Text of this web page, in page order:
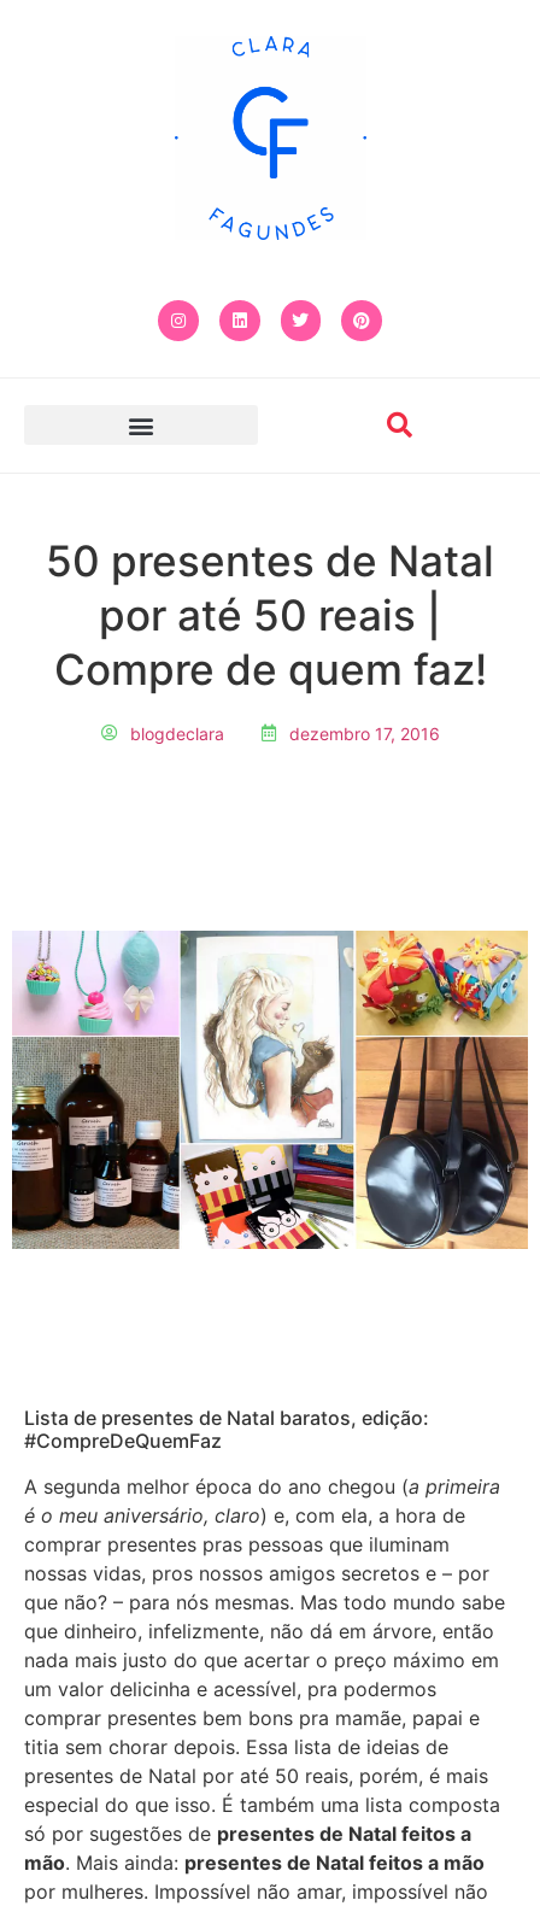
50 presentes de Natal
por até 50 reais |
Compre de quem faz!
blogdeclara dezembro 17, 2016
Lista de presentes de Natal baratos, edição:
#CompreDeQuemFaz
A segunda melhor época do ano chegou (a primeira
é o meu aniversário, claro) e, com ela, a hora de
comprar presentes pras pessoas que iluminam
nossas vidas, pros nossos amigos secretos e – por
que não? – para nós mesmas. Mas todo mundo sabe
que dinheiro, infelizmente, não dá em árvore, então
nada mais justo do que acertar o preço máximo em
um valor delicinha e acessível, pra podermos
comprar presentes bem bons pra mamãe, papai e
titia sem chorar depois. Essa lista de ideias de
presentes de Natal por até 50 reais, porém, é mais
especial do que isso. É também uma lista composta
só por sugestões de presentes de Natal feitos a
mão. Mais ainda: presentes de Natal feitos a mão
por mulheres. Impossível não amar, impossível não